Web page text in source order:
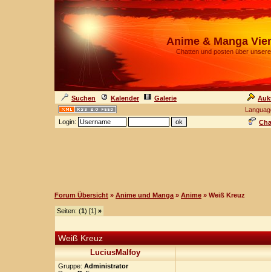
Anime & Manga
Chatten und posten über
Suchen Kalender Galerie
Login:
Forum Übersicht » Anime und Manga » Anime » Weiß Kreuz
Seiten: (1) [1] »
Weiß Kreuz
LuciusMalfoy
Gruppe: Administrator